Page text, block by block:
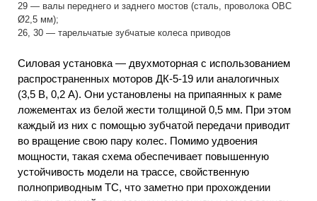
29 — валы переднего и заднего мостов (сталь, проволока ОВС
Ø2,5 мм);
26, 30 — тарельчатые зубчатые колеса приводов
Силовая установка — двухмоторная с использованием
распространенных моторов ДК-5-19 или аналогичных
(3,5 В, 0,2 А). Они установлены на припаянных к раме
ложементах из белой жести толщиной 0,5 мм. При этом
каждый из них с помощью зубчатой передачи приводит
во вращение свою пару колес. Помимо удвоения
мощности, такая схема обеспечивает повышенную
устойчивость модели на трассе, свойственную
полноприводным ТС, что заметно при прохождении